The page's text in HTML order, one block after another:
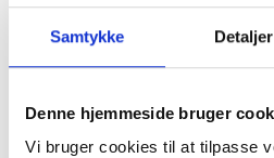
Samtykke Detaljer
Denne hjemmeside bruger
Vi bruger cookies til at tilpasse
LANG CULTURE
NEDERDEL I DENIM
200,00DKK
Du sparer:299,95DKK